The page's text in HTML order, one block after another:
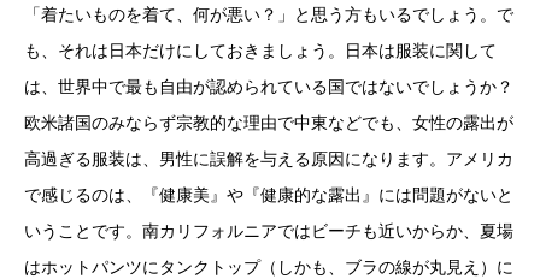
「着たいものを着て、何が悪い？」と思う方もいるでしょう。で
も、それは日本だけにしておきましょう。日本は服装に関して
は、世界中で最も自由が認められている国ではないでしょうか？
欧米諸国のみならず宗教的な理由で中東などでも、女性の露出が
高過ぎる服装は、男性に誤解を与える原因になります。アメリカ
で感じるのは、『健康美』や『健康的な露出』には問題がないと
いうことです。南カリフォルニアではビーチも近いからか、夏場
はホットパンツにタンクトップ（しかも、ブラの線が丸見え）に